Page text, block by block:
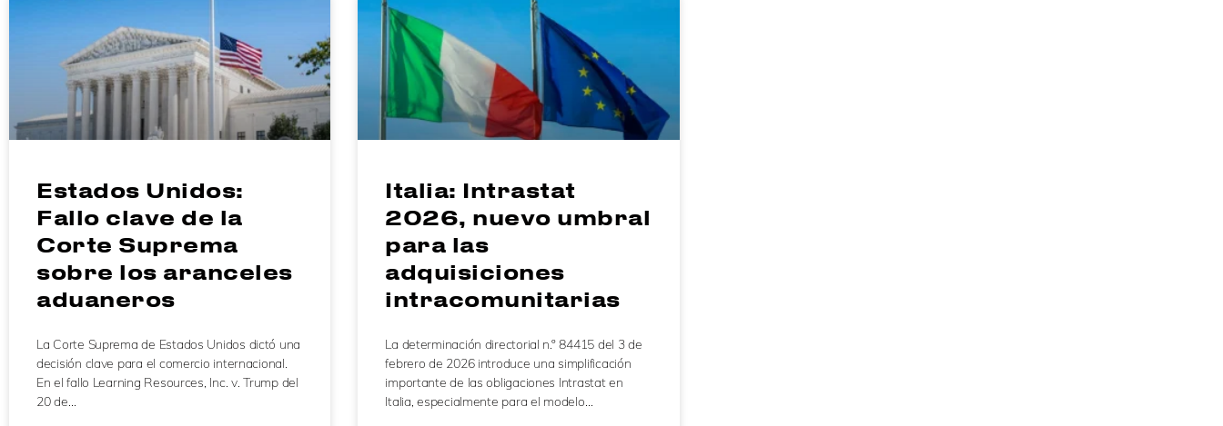
Estados Unidos:
Fallo clave de la
Corte Suprema
sobre los aranceles
aduaneros
La Corte Suprema de Estados Unidos dictó una
decisión clave para el comercio internacional.
En el fallo Learning Resources, Inc. v. Trump del
20 de…
Italia: Intrastat
2026, nuevo umbral
para las
adquisiciones
intracomunitarias
La determinación directorial n.º 84415 del 3 de
febrero de 2026 introduce una simplificación
importante de las obligaciones Intrastat en
Italia, especialmente para el modelo…